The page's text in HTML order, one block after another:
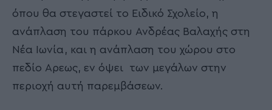
όπου θα στεγαστεί το Ειδικό Σχολείο, η
ανάπλαση του πάρκου Ανδρέας Βαλαχής στη
Νέα Ιωνία, και η ανάπλαση του χώρου στο
πεδίο Αρεως, εν όψει των μεγάλων στην
περιοχή αυτή παρεμβάσεων.